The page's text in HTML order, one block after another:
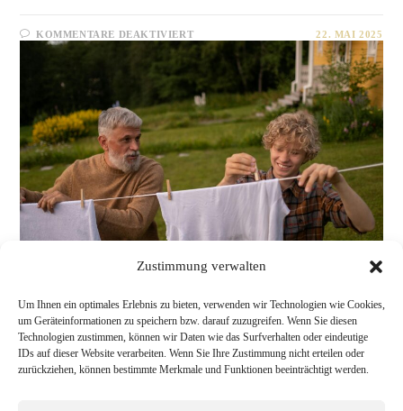
Zustimmung verwalten
Um Ihnen ein optimales Erlebnis zu bieten, verwenden wir Technologien wie Cookies,
um Geräteinformationen zu speichern bzw. darauf zuzugreifen. Wenn Sie diesen
Technologien zustimmen, können wir Daten wie das Surfverhalten oder eindeutige
IDs auf dieser Website verarbeiten. Wenn Sie Ihre Zustimmung nicht erteilen oder
zurückziehen, können bestimmte Merkmale und Funktionen beeinträchtigt werden.
KOMMENTARE DEAKTIVIERTFÜR
GEMEINSCHAFT
LEBEN
22. MAI 2025